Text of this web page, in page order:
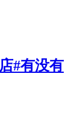
#有没有